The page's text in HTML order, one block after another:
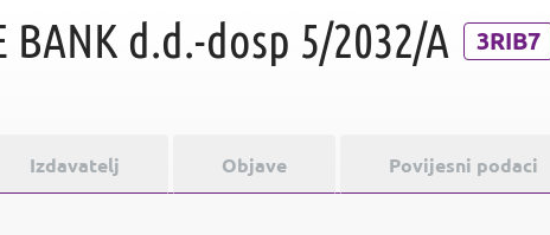
BANK d.d.-dosp 5/2032/A 3RIB7
Izdavatelj Objave Povijesni podaci